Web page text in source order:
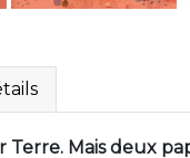
Terre. Mais deux